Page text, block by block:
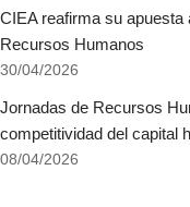
CIEA reafirma su
Recursos Humanos
30/04/2026
Jornadas de Recursos
competitividad del capital
08/04/2026